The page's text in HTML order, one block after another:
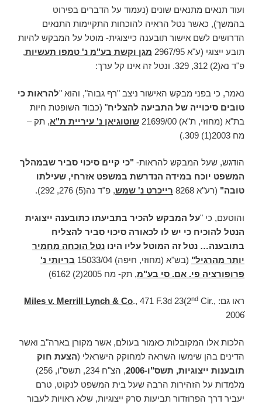
ועוד תנאים מתנאים שונים (נעמוד על הדברים בפירוט
בהמשך), כאשר נטל הראיה להוכחות התקיימות התנאים
הדרושים לשם אישור תובענה כייצוגית- מוטל על המבקש להיות
תובע ייצוגי (ע"א 2967/95
מגן וקשת בע"מ נ' טמפו תעשיות,
פ"ד נא(2) 312, 329. ונטל זה אינו קל ערך:
נאמר, כי בפני מבקש האישור ניצב "רף גבוה", והוא "להראות כי
טובים סיכוייה של התביעה להצליח" (כבוד השופטת חיות
בת"א (מחוזי, ת"א) 21699/00
שוטוגיאן נ' עיריית ת"א, תק –
מח 2003(1) 309.)
הודגש, שעל המבקש להראות- "כי קיים סיכוי סביר שבמהלך
המשפט יוכח במידה הנדרשת במשפט אזרחי, שעילתו
טובה" (רע"א 8268 רייכרט נ' שמש, פ"ד נה(5) 276, 292).
והוטעם, כי "על המבקש להכיר בתביעתו כתובענה ייצוגית
הנטל להוכיח כי יש לו לכאורה סיכוי סביר להצליח
בתובענה… נטל זה המוטל עליו הינו נטל הוכחה מחמיר
יותר מהרגיל" (בש"א (מחוזי, חיפה) 15033/04
בריותי נ'
פרופורציה פי. אם. סי בע"מ, תק- מח 2005(2) 6162)
ראו גם: Miles v. Merrill Lynch & Co., 471 F.3d 23(2nd Cir.,
2006ׁׁׁ
הלכות אלו המקובלות כאמור בעולם, אשר מקורן בארה"ב ואשר
הדינים בהן שימשו השראה למחוקק הישראלי (הצעת חוק
תובענות ייצוגיות, תשס"ו-2006
, הצ"ח 234, תשס"ו, 256)
מלמדות על הזהירות הרבה שעל בית המשפט לנקוט, טרם
יעביר דרך הפרוזדור תביעות סרק ייצוגיות, שלא ראויות לעבור